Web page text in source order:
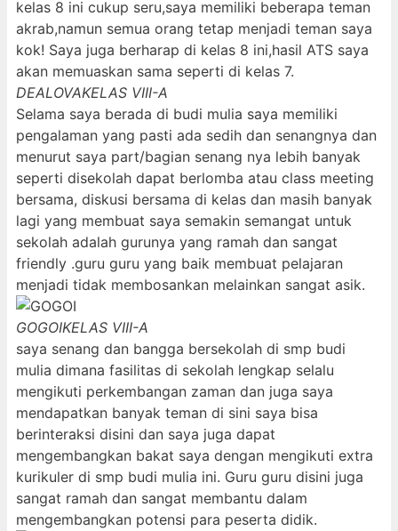
kelas 8 ini cukup seru,saya memiliki beberapa teman
akrab,namun semua orang tetap menjadi teman saya
kok! Saya juga berharap di kelas 8 ini,hasil ATS saya
akan memuaskan sama seperti di kelas 7.
DEALOVAKELAS VIII-A
Selama saya berada di budi mulia saya memiliki
pengalaman yang pasti ada sedih dan senangnya dan
menurut saya part/bagian senang nya lebih banyak
seperti disekolah dapat berlomba atau class meeting
bersama, diskusi bersama di kelas dan masih banyak
lagi yang membuat saya semakin semangat untuk
sekolah adalah gurunya yang ramah dan sangat
friendly .guru guru yang baik membuat pelajaran
menjadi tidak membosankan melainkan sangat asik.
GOGOIKELAS VIII-A
saya senang dan bangga bersekolah di smp budi
mulia dimana fasilitas di sekolah lengkap selalu
mengikuti perkembangan zaman dan juga saya
mendapatkan banyak teman di sini saya bisa
berinteraksi disini dan saya juga dapat
mengembangkan bakat saya dengan mengikuti extra
kurikuler di smp budi mulia ini. Guru guru disini juga
sangat ramah dan sangat membantu dalam
mengembangkan potensi para peserta didik.